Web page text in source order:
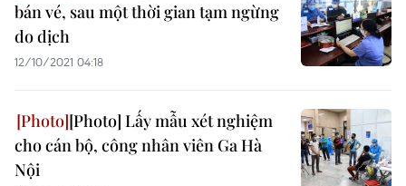
bán vé, sau một thời gian tạm ngừng
do dịch
12/10/2021 04:18
[Photo] Lấy mẫu xét nghiệm
cho cán bộ, công nhân viên Ga Hà
Nội